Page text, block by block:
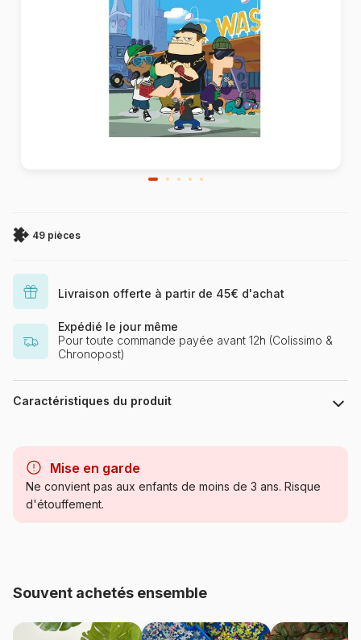
49 pièces
Livraison offerte à partir de 45€ d'achat
Expédié le jour même
Pour toute commande payée avant 12h (Colissimo &
Chronopost)
Caractéristiques du produit
Catégorie
Provenance Allemagne
Ravensburger-09336
Mise en garde
Ne convient pas aux enfants de moins de 3 ans. Risque
d'étouffement.
Souvent achetés ensemble